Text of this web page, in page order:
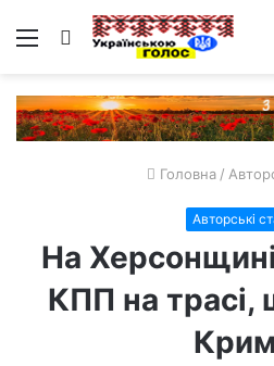
Меню Пошук
Головна /
Авторські
На
КПП на трасі,